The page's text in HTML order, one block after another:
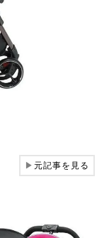
▶元記事を見る